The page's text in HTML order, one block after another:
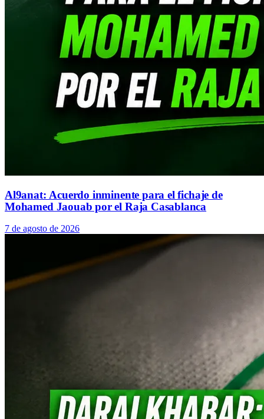
Al9anat: Acuerdo inminente para el fichaje de
Mohamed Jaouab por el Raja Casablanca
7 de agosto de 2026